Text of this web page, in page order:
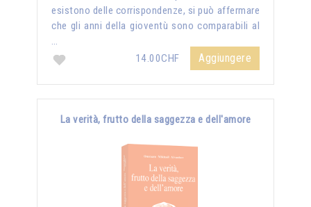
esistono delle corrispondenze, si può affermare
che gli anni della gioventù sono comparabili al
…
14.00CHF
Aggiungere
La verità, frutto della saggezza e dell'amore